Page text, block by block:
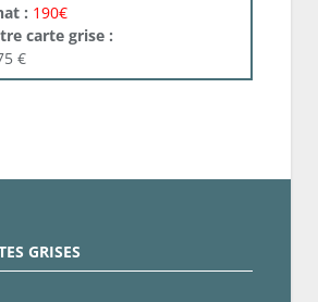
: 190€
carte grise :
€
GRISES